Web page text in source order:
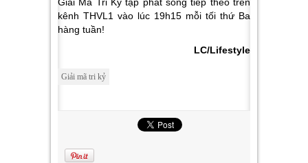
kênh THVL1 vào lúc 19h15 mỗi tối thứ Ba
hàng tuần!
LC/Lifestyle
Giải mã tri kỷ